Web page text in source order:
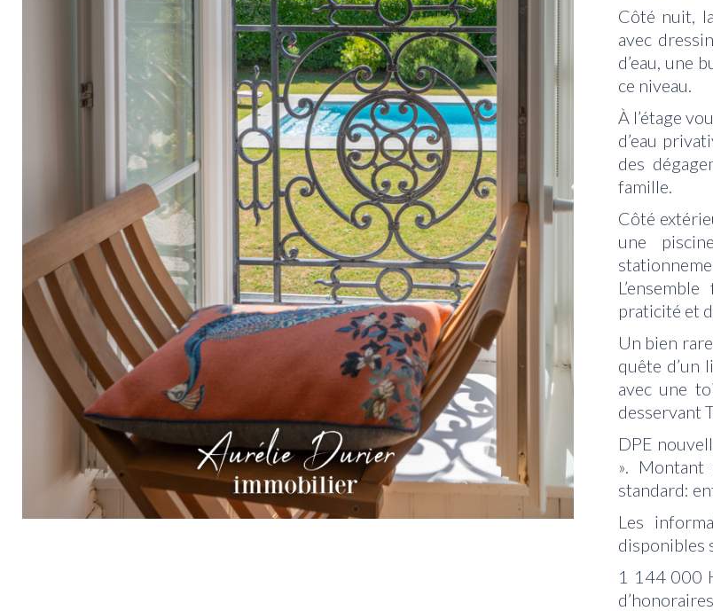
Côté nuit,
avec
d’eau, une
ce niveau.
À l’étage
d’eau
des
famille.
Côté
une
praticité et
Un bien
quête d’un
avec une
desservant
DPE
». Montant
standard:
Les
disponibles
1 144 000